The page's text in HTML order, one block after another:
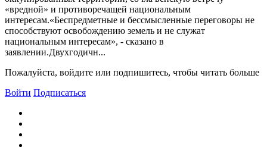
«вредной» и противоречащей национальным
интересам.«Беспредметные и бессмысленные переговоры не
способствуют освобождению земель и не служат
национальным интересам», - сказано в
заявлении.Двухгодичн...
Пожалуйста, войдите или подпишитесь, чтобы читать больше
Войти Подписаться